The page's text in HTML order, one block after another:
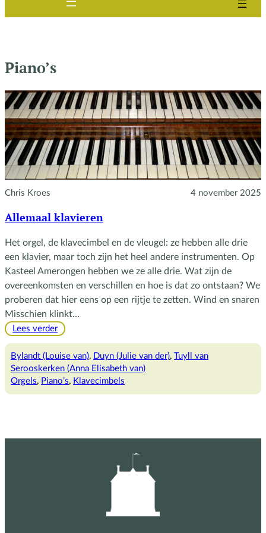
Piano’s
Chris Kroes 4 november 2025
Allemaal klavieren
Het orgel, de klavecimbel en de vleugel: ze hebben alle drie
een klavier, maar toch zijn het heel andere instrumenten. Op
Kasteel Amerongen hebben we ze alle drie. Wat zijn de
overeenkomsten en verschillen en hoe is dat zo ontstaan? We
proberen dat hier eens op een rijtje te zetten. Wind en snaren
Misschien klinkt…
Lees verder:
klavieren
Bylandt (Louise van), Duyn (Julie van der), Tuyll van
Serooskerken (Anna Elisabeth van)
Orgels, Piano’s, Klavecimbels